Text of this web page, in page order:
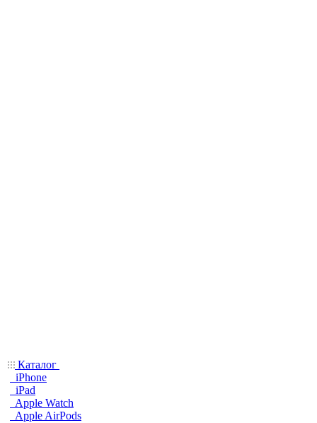
Каталог
iPhone
iPad
Apple Watch
Apple AirPods